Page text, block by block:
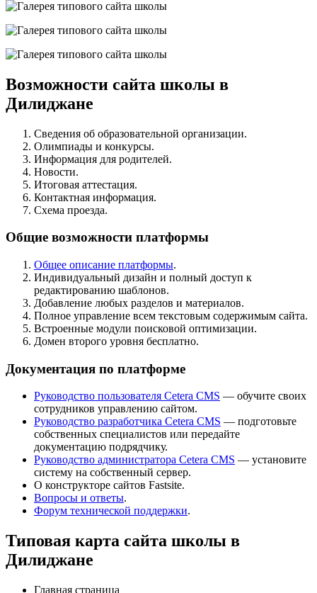
Возможности сайта школы в
Дилиджане
Сведения об образовательной организации.
Олимпиады и конкурсы.
Информация для родителей.
Новости.
Итоговая аттестация.
Контактная информация.
Схема проезда.
Общие возможности платформы
Общее описание платформы.
Индивидуальный дизайн и полный доступ к
редактированию шаблонов.
Добавление любых разделов и материалов.
Полное управление всем текстовым содержимым сайта.
Встроенные модули поисковой оптимизации.
Домен второго уровня бесплатно.
Документация по платформе
Руководство пользователя Cetera CMS — обучите своих
сотрудников управлению сайтом.
Руководство разработчика Cetera CMS — подготовьте
собственных специалистов или передайте
документацию подрядчику.
Руководство администратора Cetera CMS — установите
систему на собственный сервер.
О конструкторе сайтов Fastsite.
Вопросы и ответы.
Форум технической поддержки.
Типовая карта сайта школы в
Дилиджане
Главная страница